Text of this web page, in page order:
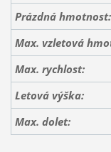
Prázdná hmotnost:
Max. vzletová
Max. rychlost:
Letová výška:
Max. dolet: